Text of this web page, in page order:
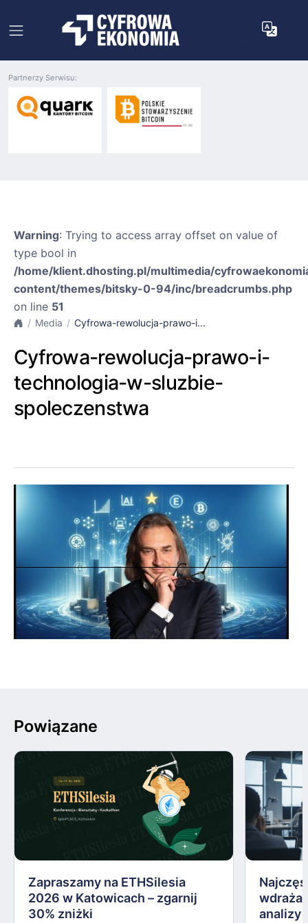
Partnerzy Serwisu:
Warning: Trying to access array offset on value of
type bool in
/home/klient.dhosting.pl/multimedia/
content/themes/bitsky-0-94/inc/breadcrumbs.php
on line 51
Media Cyfrowa-rewolucja-prawo-i...
Cyfrowa-rewolucja-prawo-i-
technologia-w-sluzbie-
spoleczenstwa
Powiązane
Zapraszamy na ETHSilesia
2026 w Katowicach – zgarnij
30% zniżki
analizy